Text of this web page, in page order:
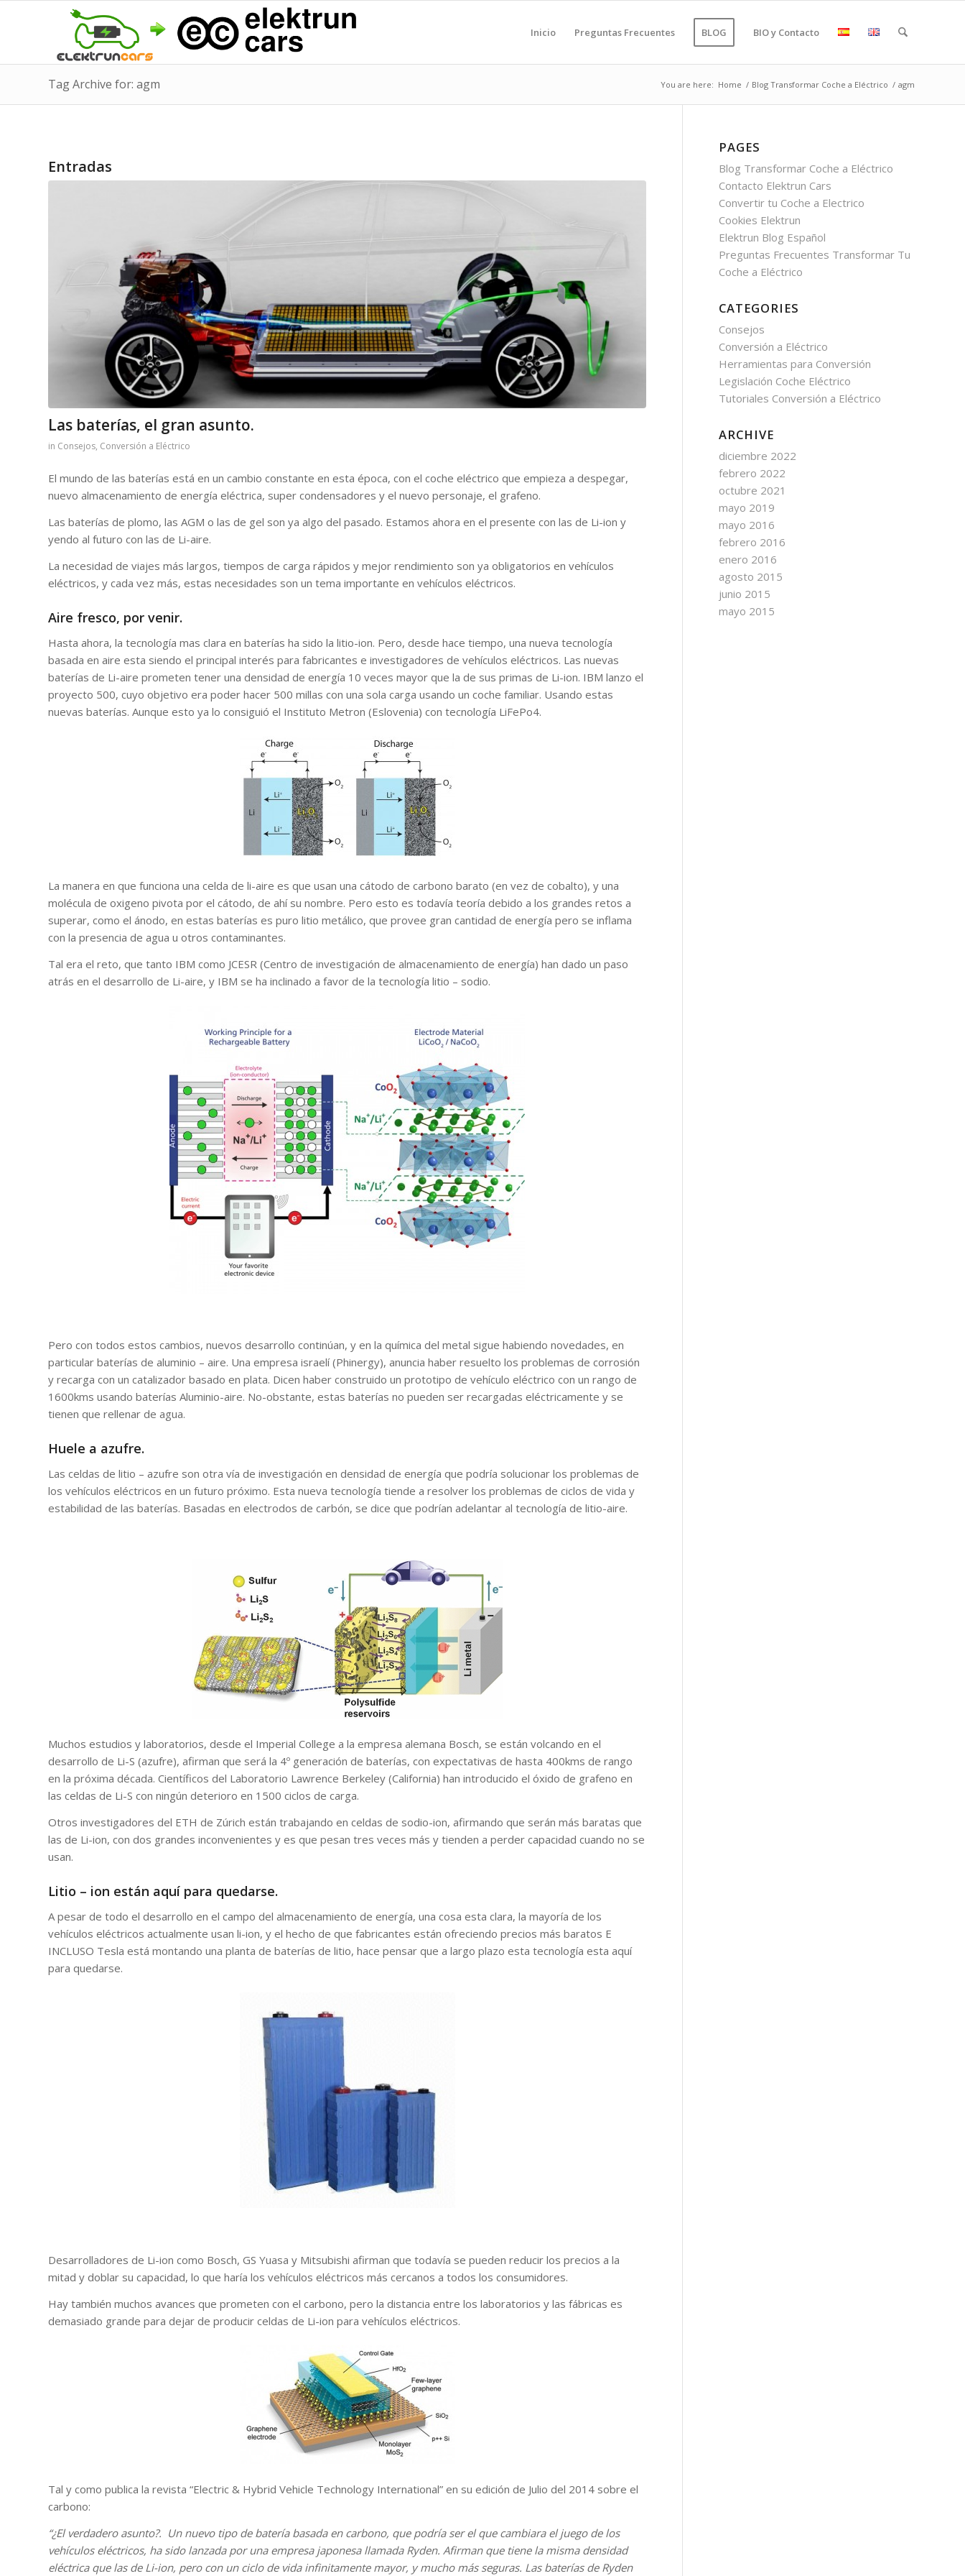
Inicio Preguntas Frecuentes BLOG BIO y Contacto
Tag Archive for: agm You are here: Home / Blog Transformar Coche a Eléctrico / agm
Entradas
Las baterías, el gran asunto.
in Consejos, Conversión a Eléctrico
El mundo de las baterías está en un cambio constante en esta época, con el coche eléctrico que empieza a despegar,
nuevo almacenamiento de energía eléctrica, super condensadores y el nuevo personaje, el grafeno.
Las baterías de plomo, las AGM o las de gel son ya algo del pasado. Estamos ahora en el presente con las de Li-ion y
yendo al futuro con las de Li-aire.
La necesidad de viajes más largos, tiempos de carga rápidos y mejor rendimiento son ya obligatorios en vehículos
eléctricos, y cada vez más, estas necesidades son un tema importante en vehículos eléctricos.
Aire fresco, por venir.
Hasta ahora, la tecnología mas clara en baterías ha sido la litio-ion. Pero, desde hace tiempo, una nueva tecnología
basada en aire esta siendo el principal interés para fabricantes e investigadores de vehículos eléctricos. Las nuevas
baterías de Li-aire prometen tener una densidad de energía 10 veces mayor que la de sus primas de Li-ion. IBM lanzo el
proyecto 500, cuyo objetivo era poder hacer 500 millas con una sola carga usando un coche familiar. Usando estas
nuevas baterías. Aunque esto ya lo consiguió el Instituto Metron (Eslovenia) con tecnología LiFePo4.
La manera en que funciona una celda de li-aire es que usan una cátodo de carbono barato (en vez de cobalto), y una
molécula de oxigeno pivota por el cátodo, de ahí su nombre. Pero esto es todavía teoría debido a los grandes retos a
superar, como el ánodo, en estas baterías es puro litio metálico, que provee gran cantidad de energía pero se inflama
con la presencia de agua u otros contaminantes.
Tal era el reto, que tanto IBM como JCESR (Centro de investigación de almacenamiento de energía) han dado un paso
atrás en el desarrollo de Li-aire, y IBM se ha inclinado a favor de la tecnología litio – sodio.
Pero con todos estos cambios, nuevos desarrollo continúan, y en la química del metal sigue habiendo novedades, en
particular baterías de aluminio – aire. Una empresa israelí (Phinergy), anuncia haber resuelto los problemas de corrosión
y recarga con un catalizador basado en plata. Dicen haber construido un prototipo de vehículo eléctrico con un rango de
1600kms usando baterías Aluminio-aire. No-obstante, estas baterías no pueden ser recargadas eléctricamente y se
tienen que rellenar de agua.
Huele a azufre.
Las celdas de litio – azufre son otra vía de investigación en densidad de energía que podría solucionar los problemas de
los vehículos eléctricos en un futuro próximo. Esta nueva tecnología tiende a resolver los problemas de ciclos de vida y
estabilidad de las baterías. Basadas en electrodos de carbón, se dice que podrían adelantar al tecnología de litio-aire.
Muchos estudios y laboratorios, desde el Imperial College a la empresa alemana Bosch, se están volcando en el
desarrollo de Li-S (azufre), afirman que será la 4º generación de baterías, con expectativas de hasta 400kms de rango
en la próxima década. Científicos del Laboratorio Lawrence Berkeley (California) han introducido el óxido de grafeno en
las celdas de Li-S con ningún deterioro en 1500 ciclos de carga.
Otros investigadores del ETH de Zúrich están trabajando en celdas de sodio-ion, afirmando que serán más baratas que
las de Li-ion, con dos grandes inconvenientes y es que pesan tres veces más y tienden a perder capacidad cuando no se
usan.
Litio – ion están aquí para quedarse.
A pesar de todo el desarrollo en el campo del almacenamiento de energía, una cosa esta clara, la mayoría de los
vehículos eléctricos actualmente usan li-ion, y el hecho de que fabricantes están ofreciendo precios más baratos E
INCLUSO Tesla está montando una planta de baterías de litio, hace pensar que a largo plazo esta tecnología esta aquí
para quedarse.
Desarrolladores de Li-ion como Bosch, GS Yuasa y Mitsubishi afirman que todavía se pueden reducir los precios a la
mitad y doblar su capacidad, lo que haría los vehículos eléctricos más cercanos a todos los consumidores.
Hay también muchos avances que prometen con el carbono, pero la distancia entre los laboratorios y las fábricas es
demasiado grande para dejar de producir celdas de Li-ion para vehículos eléctricos.
Tal y como publica la revista “Electric & Hybrid Vehicle Technology International” en su edición de Julio del 2014 sobre el
carbono:
“¿El verdadero asunto?. Un nuevo tipo de batería basada en carbono, que podría ser el que cambiara el juego de los
vehículos eléctricos, ha sido lanzada por una empresa japonesa llamada Ryden. Afirman que tiene la misma densidad
eléctrica que las de Li-ion, pero con un ciclo de vida infinitamente mayor, y mucho más seguras. Las baterías de Ryden
PAGES
Blog Transformar Coche a Eléctrico
Contacto Elektrun Cars
Convertir tu Coche a Electrico
Cookies Elektrun
Elektrun Blog Español
Preguntas Frecuentes Transformar Tu
Coche a Eléctrico
CATEGORIES
Consejos
Conversión a Eléctrico
Herramientas para Conversión
Legislación Coche Eléctrico
Tutoriales Conversión a Eléctrico
ARCHIVE
diciembre 2022
febrero 2022
octubre 2021
mayo 2019
mayo 2016
febrero 2016
enero 2016
agosto 2015
junio 2015
mayo 2015